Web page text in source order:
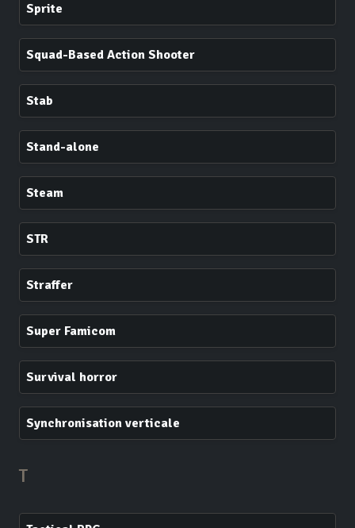
Sprite
Squad-Based Action Shooter
Stab
Stand-alone
Steam
STR
Straffer
Super Famicom
Survival horror
Synchronisation verticale
T